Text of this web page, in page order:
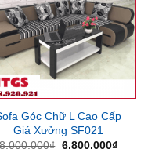
Góc Chữ L Cao Cấp
Giá Xưởng SF021
8,000,000₫ Giá
6,800,000₫Giá